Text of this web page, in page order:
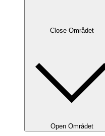
Close Området
Open Området